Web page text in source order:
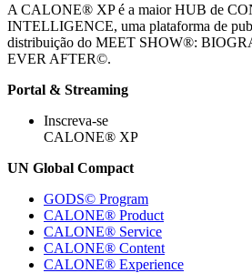
A CALONE® XP é a maior HUB de
INTELLIGENCE, uma plataforma de
distribuição do MEET SHOW®:
EVER AFTER©.
Portal & Streaming
Inscreva-se
CALONE® XP
UN Global Compact
GODS© Program
CALONE® Product
CALONE® Service
CALONE® Content
CALONE® Experience